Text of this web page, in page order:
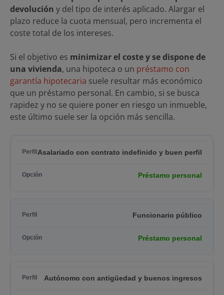
devolución y del tipo de interés aplicado. Alargar el
plazo reduce la cuota mensual, pero incrementa el
coste total de los intereses.
Si el objetivo es minimizar el coste y se dispone de
una vivienda, una hipoteca o un préstamo con
garantía hipotecaria suele resultar más económico
que un préstamo personal. En cambio, si se busca
rapidez y no se quiere poner en riesgo un inmueble,
este último suele ser la opción más sencilla.
Asalariado con contrato indefinido y buen perfil
Préstamo personal
Funcionario público
Préstamo personal
Autónomo con antigüedad y buenos ingresos